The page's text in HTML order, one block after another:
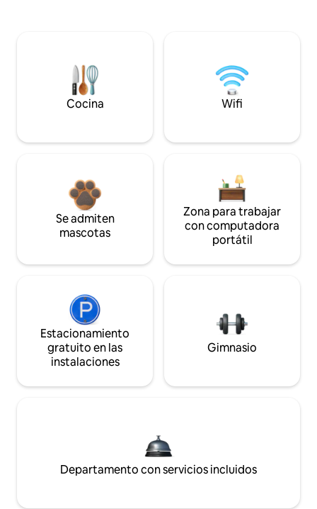
Cocina Wifi
Se admiten
mascotas
Zona para trabajar
con computadora
portátil
Estacionamiento
gratuito en las
instalaciones
Gimnasio
Departamento con servicios incluidos